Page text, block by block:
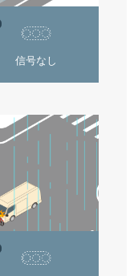
信号なし